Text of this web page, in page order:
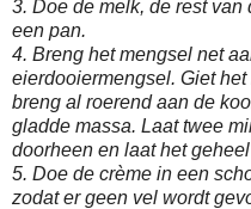
3. Doe de melk, de rest
een pan.
4. Breng het mengsel net
eierdooiermengsel. Giet
breng al roerend aan de
gladde massa. Laat twee
doorheen en laat het
5. Doe de crème in een
zodat er geen vel wordt